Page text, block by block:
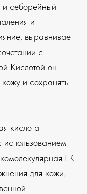
и себорейный
и
выравнивает
с
Кислотой он
и сохранять
кислота
ГК
для кожи.